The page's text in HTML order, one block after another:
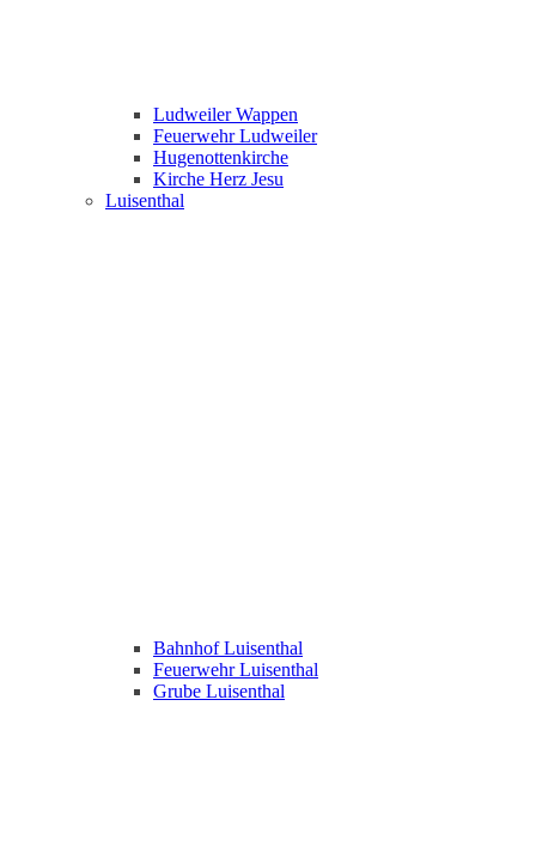
Ludweiler Wappen
Feuerwehr Ludweiler
Hugenottenkirche
Kirche Herz Jesu
Luisenthal
Bahnhof Luisenthal
Feuerwehr Luisenthal
Grube Luisenthal